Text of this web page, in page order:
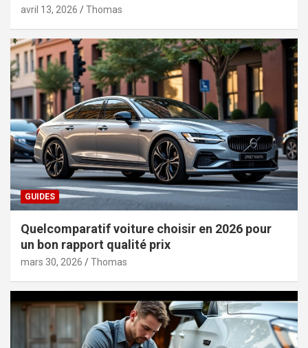
avril 13, 2026 Thomas
GUIDES
Quelcomparatif voiture choisir en 2026 pour
un bon rapport qualité prix
mars 30, 2026 Thomas